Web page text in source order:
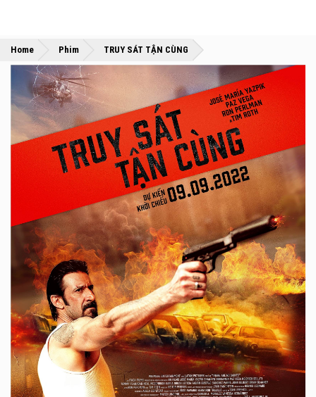
Home »
Phim »
TRUY SÁT TẬN CÙNG